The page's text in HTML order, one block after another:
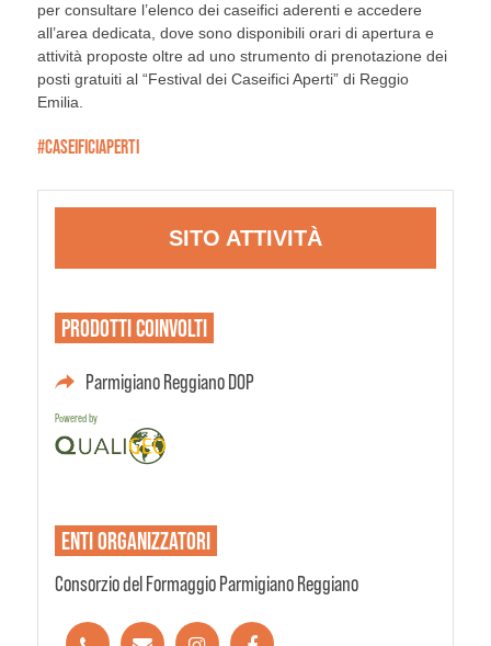
per consultare l’elenco dei caseifici aderenti e accedere
all’area dedicata, dove sono disponibili orari di apertura e
attività proposte oltre ad uno strumento di prenotazione dei
posti gratuiti al “Festival dei Caseifici Aperti” di Reggio
Emilia.
#CASEIFICIAPERTI
SITO ATTIVITÀ
PRODOTTICOINVOLTI
Parmigiano Reggiano DOP
Powered by
ENTIORGANIZZATORI
Consorzio del Formaggio Parmigiano Reggiano